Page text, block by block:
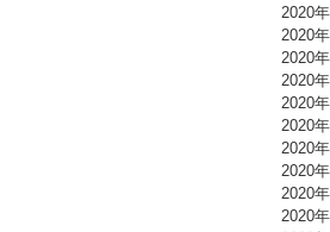
2020
2020
2020
2020
2020
2020
2020
2020
2020
2020